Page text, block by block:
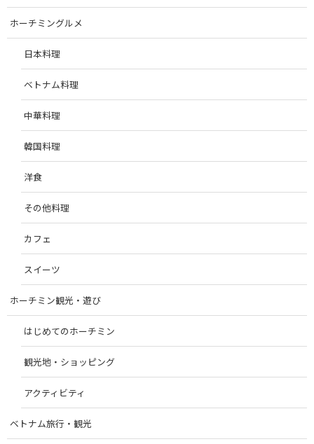
ホーチミングルメ
日本料理
ベトナム料理
中華料理
韓国料理
洋食
その他料理
カフェ
スイーツ
ホーチミン観光・遊び
はじめてのホーチミン
観光地・ショッピング
アクティビティ
ベトナム旅行・観光